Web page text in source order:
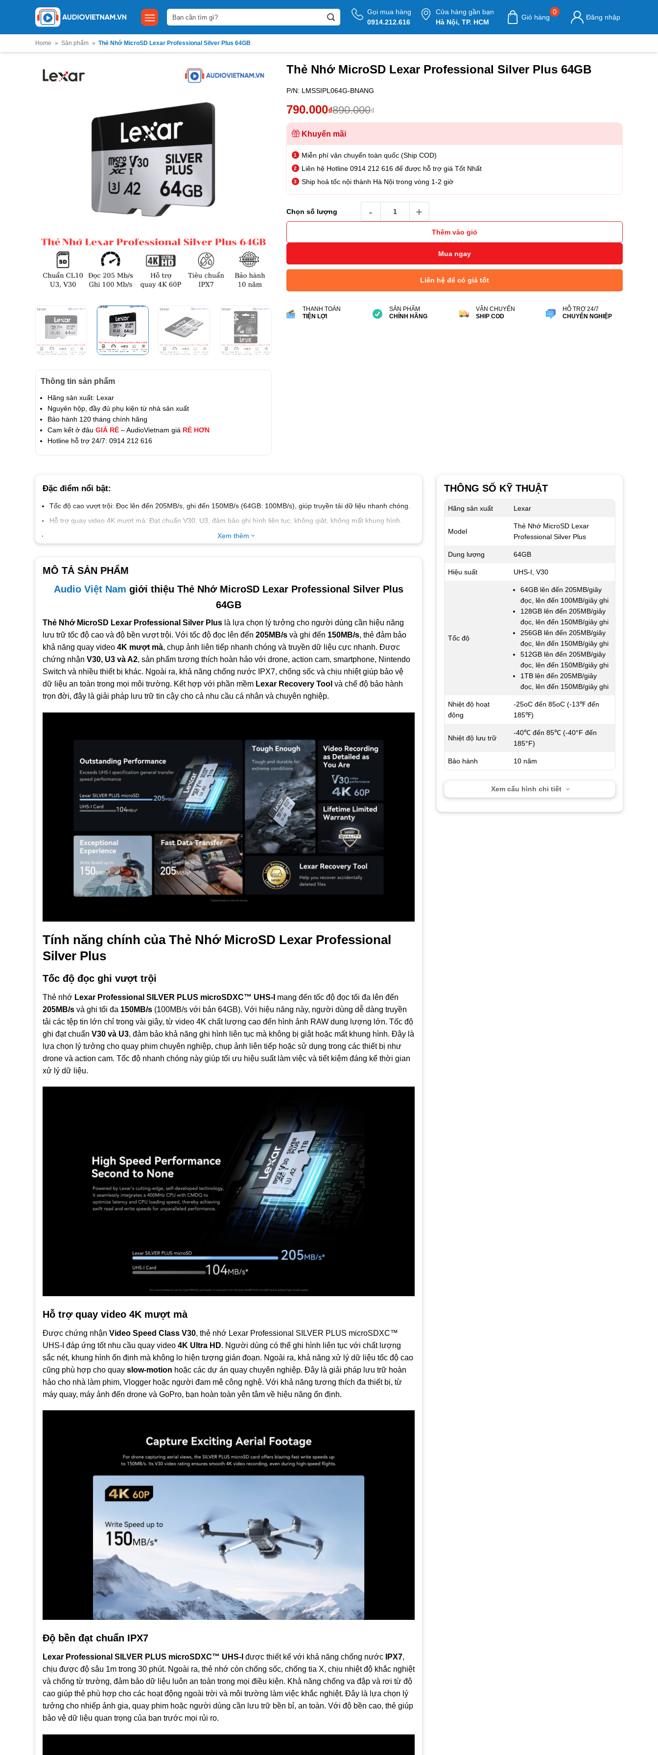
Tìm
kiếm:
Gọi mua hàng
0914.212.616
Cửa hàng gần bạn
Hà Nội, TP. HCM
Giỏ hàng
0
Đăng nhập
Home » Sản phẩm » Thẻ Nhớ MicroSD Lexar Professional Silver Plus 64GB
Thông tin sản phẩm
Hãng sản xuất: Lexar
Nguyên hộp, đầy đủ phụ kiện từ nhà sản xuất
Bảo hành 120 tháng chính hãng
Cam kết ở đâu GIÁ RẺ – AudioVietnam giá RẺ HƠN
Hotline hỗ trợ 24/7: 0914 212 616
Thẻ Nhớ MicroSD Lexar Professional Silver Plus 64GB
P/N: LMSSIPL064G-BNANG
890.000₫
Giá
gốc
là:
890.000₫.
790.000₫
Giá
hiện
tại
là:
790.000₫.
Khuyến mãi
Miễn phí vận chuyển toàn quốc (Ship COD)
Liên hệ Hotline 0914 212 616 để được hỗ trợ giá Tốt Nhất
Ship hoả tốc nội thành Hà Nội trong vòng 1-2 giờ
Chọn số lượng
Thêm vào giỏ
Mua ngay
Liên hệ để có giá tốt
THANH TOÁN
TIỆN LỢI
SẢN PHẨM
CHÍNH HÃNG
VẬN CHUYỂN
SHIP COD
HỖ TRỢ 24/7
CHUYÊN NGHIỆP
Đặc điểm nổi bật:
Tốc độ cao vượt trội: Đọc lên đến 205MB/s , ghi đến 150MB/s (64GB: 100MB/s), giúp truyền tải dữ liệu nhanh chóng.
Hỗ trợ quay video 4K mượt mà: Đạt chuẩn V30, U3, đảm bảo ghi hình liên tục, không giật, không mất khung hình.
Chống nước, chống sốc, chịu nhiệt độ khắc nghiệt, chống tia X và từ trường, bảo vệ dữ liệu
an toàn.
chuyên nghiệp.
Phần mềm hỗ trợ tiện ích:Đi kèmLexar Recovery Tool giúp khôi phục dữ liệu đã xóa nhầm.
Có SD adapter cho phép sử dụng với nhiều thiết bị hơn.
Xem thêm
MÔ TẢ SẢN PHẨM
Audio Việt Nam giới thiệu Thẻ Nhớ MicroSD Lexar Professional Silver Plus
64GB
Thẻ Nhớ MicroSD Lexar Professional Silver Plus là lựa chọn lý tưởng cho người dùng cần hiệu năng
lưu trữ tốc độ cao và độ bền vượt trội. Với tốc độ đọc lên đến 205MB/s và ghi đến 150MB/s, thẻ đảm bảo
khả năng quay video 4K mượt mà, chụp ảnh liên tiếp nhanh chóng và truyền dữ liệu cực nhanh. Được
chứng nhận V30, U3 và A2, sản phẩm tương thích hoàn hảo với drone, action cam, smartphone, Nintendo
Switch và nhiều thiết bị khác. Ngoài ra, khả năng chống nước IPX7, chống sốc và chịu nhiệt giúp bảo vệ
dữ liệu an toàn trong mọi môi trường. Kết hợp với phần mềm Lexar Recovery Tool và chế độ bảo hành
trọn đời, đây là giải pháp lưu trữ tin cậy cho cả nhu cầu cá nhân và chuyên nghiệp.
Tính năng chính của Thẻ Nhớ MicroSD Lexar Professional
Silver Plus
Tốc độ đọc ghi vượt trội
Thẻ nhớ Lexar Professional SILVER PLUS microSDXC™ UHS‑I mang đến tốc độ đọc tối đa lên đến
205MB/s và ghi tối đa 150MB/s (100MB/s với bản 64GB). Với hiệu năng này, người dùng dễ dàng truyền
tải các tệp tin lớn chỉ trong vài giây, từ video 4K chất lượng cao đến hình ảnh RAW dung lượng lớn. Tốc độ
ghi đạt chuẩn V30 và U3, đảm bảo khả năng ghi hình liên tục mà không bị giật hoặc mất khung hình. Đây là
lựa chọn lý tưởng cho quay phim chuyên nghiệp, chụp ảnh liên tiếp hoặc sử dụng trong các thiết bị như
drone và action cam. Tốc độ nhanh chóng này giúp tối ưu hiệu suất làm việc và tiết kiệm đáng kể thời gian
xử lý dữ liệu.
Hỗ trợ quay video 4K mượt mà
Được chứng nhận Video Speed Class V30, thẻ nhớ Lexar Professional SILVER PLUS microSDXC™
UHS‑I đáp ứng tốt nhu cầu quay video 4K Ultra HD. Người dùng có thể ghi hình liên tục với chất lượng
sắc nét, khung hình ổn định mà không lo hiện tượng gián đoạn. Ngoài ra, khả năng xử lý dữ liệu tốc độ cao
cũng phù hợp cho quay slow-motion hoặc các dự án quay chuyên nghiệp. Đây là giải pháp lưu trữ hoàn
hảo cho nhà làm phim, Vlogger hoặc người đam mê công nghệ. Với khả năng tương thích đa thiết bị, từ
máy quay, máy ảnh đến drone và GoPro, bạn hoàn toàn yên tâm về hiệu năng ổn định.
Độ bền đạt chuẩn IPX7
Lexar Professional SILVER PLUS microSDXC™ UHS‑I được thiết kế với khả năng chống nước IPX7,
chịu được độ sâu 1m trong 30 phút. Ngoài ra, thẻ nhớ còn chống sốc, chống tia X, chịu nhiệt độ khắc nghiệt
và chống từ trường, đảm bảo dữ liệu luôn an toàn trong mọi điều kiện. Khả năng chống va đập và rơi từ độ
cao giúp thẻ phù hợp cho các hoạt động ngoài trời và môi trường làm việc khắc nghiệt. Đây là lựa chọn lý
tưởng cho nhiếp ảnh gia, quay phim hoặc người dùng cần lưu trữ bền bỉ, an toàn. Với độ bền cao, thẻ giúp
bảo vệ dữ liệu quan trọng của bạn trước mọi rủi ro.
THÔNG SỐ KỸ THUẬT
Hãng sản xuất Lexar
Model
Thẻ Nhớ MicroSD Lexar
Professional Silver Plus
Dung lượng 64GB
Hiệu suất UHS-I, V30
Tốc độ
64GB lên đến 205MB/giây
đọc, lên đến 100MB/giây ghi
128GB lên đến 205MB/giây
đọc, lên đến 150MB/giây ghi
256GB lên đến 205MB/giây
đọc, lên đến 150MB/giây ghi
512GB lên đến 205MB/giây
đọc, lên đến 150MB/giây ghi
1TB lên đến 205MB/giây
đọc, lên đến 150MB/giây ghi
Nhiệt độ hoạt
động
-25oC đến 85oC (-13℉ đến
185℉)
Nhiệt độ lưu trữ
-40℃ đến 85℃ (-40°F đến
185°F)
Bảo hành 10 năm
Xem cấu hình chi tiết